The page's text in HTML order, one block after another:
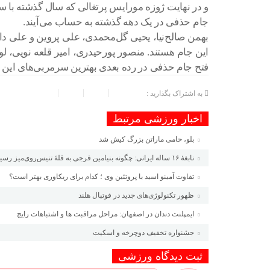
و در نهایت ژوزه مورایس پرتغالی که سال گذشته با
جام حذفی در یک دهه گذشته به حساب می‌آیند.
بهمن صالح‌نیا، یحیی گل‌محمدی، علی پروین و علی
این جام هستند. منصور پورحیدری، امیر قلعه نویی،
فتح جام حذفی در رده بعدی بهترین سرمربی‌های این
به اشتراک بگذارید :
اخبار ورزشی مرتبط
بلو، حامی ماراتن بزرگ کیش شد
نابغهٔ ۱۶ ساله ایرانی: چگونه بنیامین فرجی به قلهٔ تنیس‌روی‌میز رسید؟
تفاوت آمینو اسید با پروتئین وی ؛ کدام برای ریکاوری بهتر است؟
ظهور تکنولوژی‌های جدید در فوتبال هلند
ایمپلنت دندان در اصفهان: مراحل مراقبت ها و اشتباهات رایج
جشنواره تخفیف دوچرخه‌ و اسکیت
ثبت دیدگاه ورزشی